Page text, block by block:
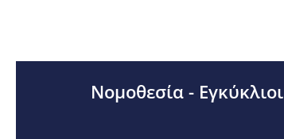
Νομοθεσία - Εγκύκλιοι